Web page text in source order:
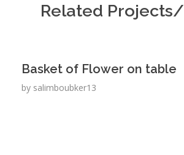
Related
Basket of Flower on table
by salimboubker13